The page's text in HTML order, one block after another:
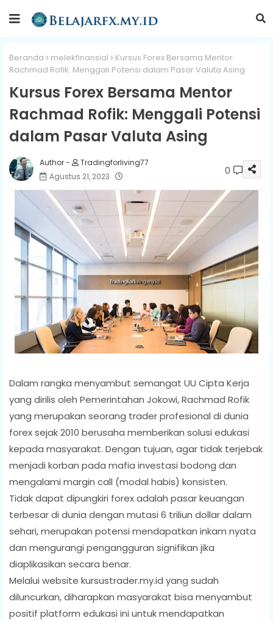
Beranda melekfinansial
Kursus Forex Bersama Mentor
Rachmad Rofik: Menggali Potensi dalam Pasar Valuta Asing
Kursus Forex Bersama Mentor
Rachmad Rofik: Menggali Potensi
dalam Pasar Valuta Asing
Tradingforliving77
Agustus 21, 2023
0
Dalam rangka menyambut semangat UU Cipta Kerja
yang dirilis oleh Pemerintahan Jokowi, Rachmad Rofik
yang merupakan seorang trader profesional di dunia
forex sejak 2010 berusaha memberikan solusi edukasi
kepada masyarakat. Dengan tujuan, agar tidak terjebak
menjadi korban pada mafia investasi bodong dan
mengalami margin call (modal habis) konsisten.
Tidak dapat dipungkiri forex adalah pasar keuangan
terbesar di dunia dengan mutasi 6 triliun dollar dalam
sehari, merupakan potensi mendapatkan inkam nyata
dan mengurangi pengangguran signifikan jika
diaplikasikan secara benar.
Melalui website kursustrader.my.id yang sudah
diluncurkan, diharapkan masyarakat bisa menyambut
positif platform edukasi ini untuk mendapatkan